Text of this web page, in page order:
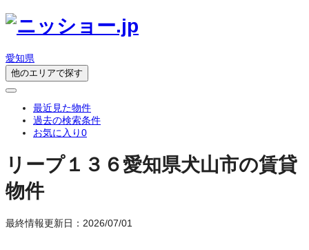
愛知県
他のエリアで探す
最近見た物件
過去の検索条件
お気に入り0
リープ１３６愛知県犬山市の賃貸
物件
最終情報更新日：2026/07/01